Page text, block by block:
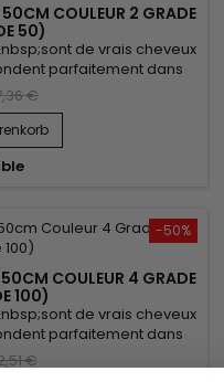
50CM COULEUR 2 GRADE
50)
de vrais cheveux
parfaitement dans
son volume ou sa
doux ils sont 100% rémy
souple, et donne un look
€
-50%
50CM COULEUR 4 GRADE
100)
de vrais cheveux
parfaitement dans
son volume ou sa
doux, ils sont 100% rémy
€